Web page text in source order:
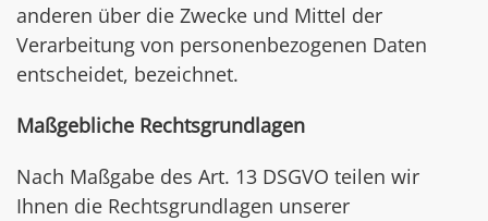
anderen über die Zwecke und Mittel der
Verarbeitung von personenbezogenen Daten
entscheidet, bezeichnet.
Maßgebliche Rechtsgrundlagen
Nach Maßgabe des Art. 13 DSGVO teilen wir
Ihnen die Rechtsgrundlagen unserer